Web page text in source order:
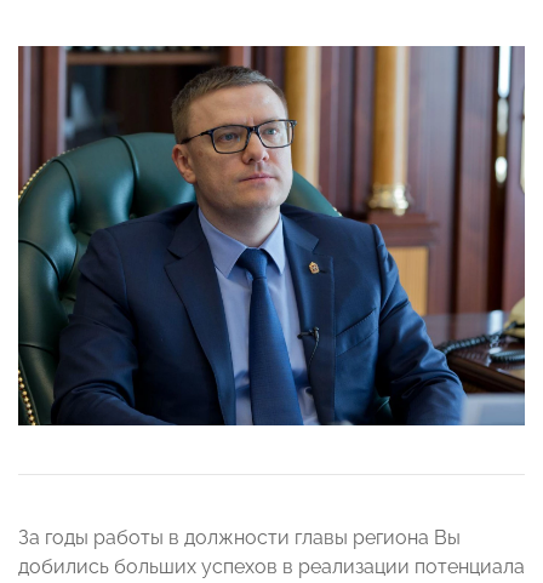
За годы работы в должности главы региона Вы
добились больших успехов в реализации потенциала